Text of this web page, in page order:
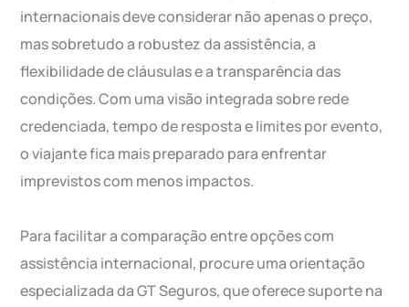
internacionais deve considerar não apenas o preço,
mas sobretudo a robustez da assistência, a
flexibilidade de cláusulas e a transparência das
condições. Com uma visão integrada sobre rede
credenciada, tempo de resposta e limites por evento,
o viajante fica mais preparado para enfrentar
imprevistos com menos impactos.
Para facilitar a comparação entre opções com
assistência internacional, procure uma orientação
especializada da GT Seguros, que oferece suporte na